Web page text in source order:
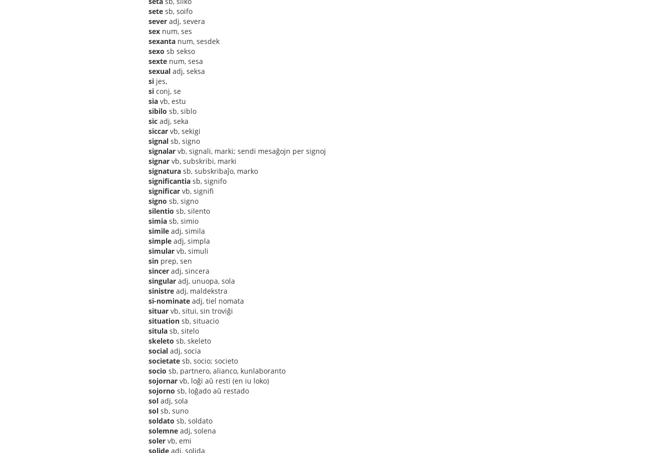
sete sb, soifo
sever adj, severa
sex num, ses
sexanta num, sesdek
sexo sb sekso
sexte num, sesa
sexual adj, seksa
si jes,
si conj, se
sia vb, estu
sibilo sb, siblo
sic adj, seka
siccar vb, sekigi
signal sb, signo
signalar vb, signali, marki; sendi mesaĝojn per signoj
signar vb, subskribi, marki
signatura sb, subskribaĵo, marko
significantia sb, signifo
significar vb, signifi
signo sb, signo
silentio sb, silento
simia sb, simio
simile adj, simila
simple adj, simpla
simular vb, simuli
sin prep, sen
sincer adj, sincera
singular adj, unuopa, sola
sinistre adj, maldekstra
si-nominate adj, tiel nomata
situar vb, situi, sin troviĝi
situation sb, situacio
situla sb, sitelo
skeleto sb, skeleto
social adj, socia
societate sb, socio; societo
socio sb, partnero, alianco, kunlaboranto
sojornar vb, loĝi aŭ resti (en iu loko)
sojorno sb, loĝado aŭ restado
sol adj, sola
sol sb, suno
soldato sb, soldato
solemne adj, solena
soler vb, emi
solide adj, solida